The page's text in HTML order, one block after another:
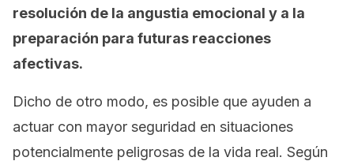
resolución de la angustia emocional y a la
preparación para futuras reacciones
afectivas.
Dicho de otro modo, es posible que ayuden a
actuar con mayor seguridad en situaciones
potencialmente peligrosas de la vida real. Según